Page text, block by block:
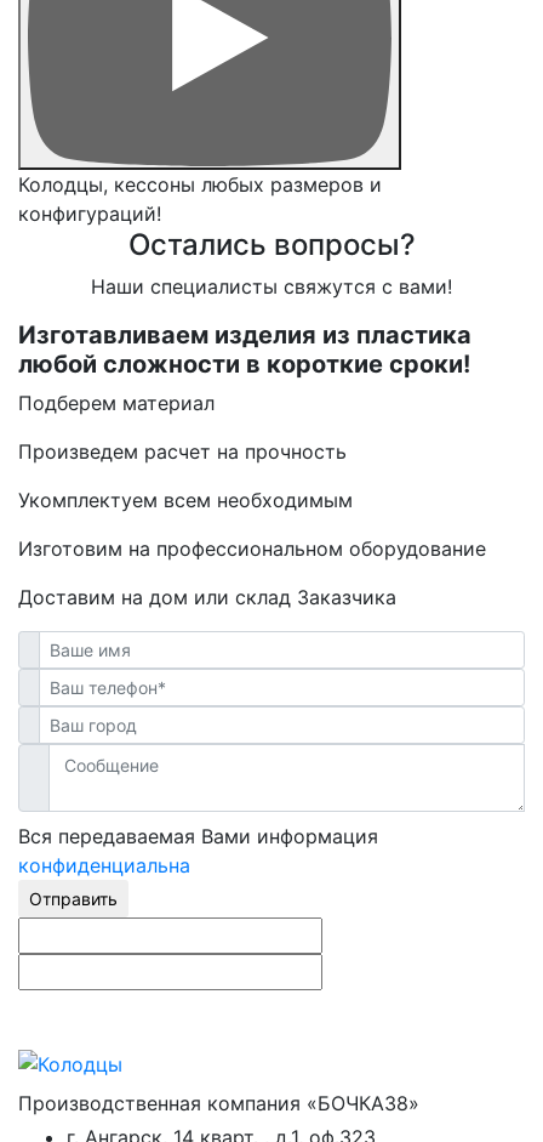
Колодцы, кессоны любых размеров и
конфигураций!
Остались вопросы?
Наши специалисты свяжутся с вами!
Изготавливаем изделия из пластика
любой сложности в короткие сроки!
Подберем материал
Произведем расчет на прочность
Укомплектуем всем необходимым
Изготовим на профессиональном оборудование
Доставим на дом или склад Заказчика
Вся передаваемая Вами информация
конфиденциальна
Отправить
Производственная компания «БОЧКА38»